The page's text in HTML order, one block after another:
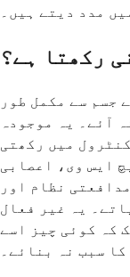
مدد دیتے ہیں۔
رکھتا ہے؟
جسم سے مکمل طور
آئے۔ یہ موجودہ
میں رکھتی
ایس وی، اعصابی
نظام اور
یہ غیر فعال
کہ کوئی چیز اسے
سبب نہ بنائے۔